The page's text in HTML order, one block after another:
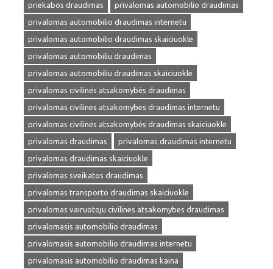
priekabos draudimas
privalomas automobilio draudimas
privalomas automobilio draudimas internetu
privalomas automobilio draudimas skaiciuokle
privalomas automobiliu draudimas
privalomas automobiliu draudimas skaiciuokle
privalomas civilinės atsakomybės draudimas
privalomas civilines atsakomybes draudimas internetu
privalomas civilinės atsakomybės draudimas skaiciuokle
privalomas draudimas
privalomas draudimas internetu
privalomas draudimas skaiciuokle
privalomas sveikatos draudimas
privalomas transporto draudimas skaiciuokle
privalomas vairuotoju civilines atsakomybes draudimas
privalomasis automobilio draudimas
privalomasis automobilio draudimas internetu
privalomasis automobilio draudimas kaina